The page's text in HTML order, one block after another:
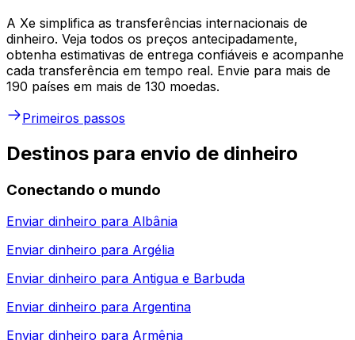
A Xe simplifica as transferências internacionais de
dinheiro. Veja todos os preços antecipadamente,
obtenha estimativas de entrega confiáveis e acompanhe
cada transferência em tempo real. Envie para mais de
190 países em mais de 130 moedas.
Primeiros passos
Destinos para envio de dinheiro
Conectando o mundo
Enviar dinheiro para Albânia
Enviar dinheiro para Argélia
Enviar dinheiro para Antigua e Barbuda
Enviar dinheiro para Argentina
Enviar dinheiro para Armênia